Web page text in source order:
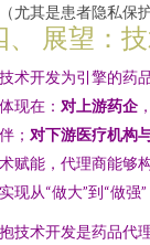
尤其是患者隐私保
、 展望：
术开发为引擎的药
现在： 对上游药企
； 对下游医疗机构
赋能，代理商能够
现从“做大”到“做强
技术开发是药品代